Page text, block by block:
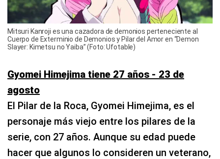
Mitsuri Kanroji es una cazadora de demonios perteneciente al
Cuerpo de Exterminio de Demonios y Pilar del Amor en “Demon
Slayer: Kimetsu no Yaiba” (Foto: Ufotable)
Gyomei Himejima tiene 27 años - 23 de
agosto
El Pilar de la Roca, Gyomei Himejima, es el
personaje más viejo entre los pilares de la
serie, con 27 años. Aunque su edad puede
hacer que algunos lo consideren un veterano,